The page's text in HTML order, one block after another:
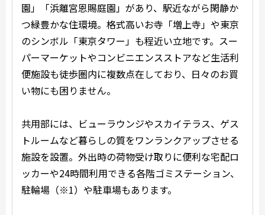
園」「浜離宮恩賜庭園」があり、駅近ながら閑静か
つ緑豊かな住環境。格式高いお寺「増上寺」や東京
のシンボル「東京タワー」も程近い立地です。スー
パーマーケットやコンビニエンスストアなど生活利
便施設も徒歩圏内に複数点在しており、日々のお買
い物にも困りません。
共用部には、ビューラウンジやスカイテラス、ゲス
トルームなど暮らしの質をワンランクアップさせる
施設を設置。外出時の荷物受け取りに便利な宅配ロ
ッカーや24時間利用できる各階ゴミステーション、
駐輪場（※1）や駐車場もあります。